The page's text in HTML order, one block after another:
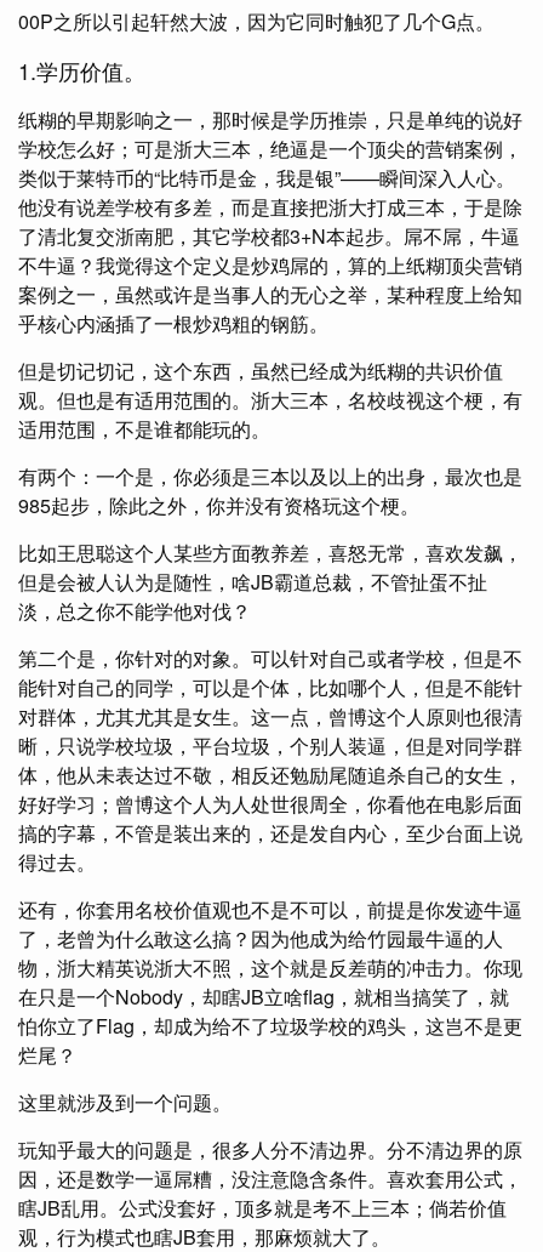
00P之所以引起轩然大波，因为它同时触犯了几个G点。
1.学历价值。
纸糊的早期影响之一，那时候是学历推崇，只是单纯的说好
学校怎么好；可是浙大三本，绝逼是一个顶尖的营销案例，
类似于莱特币的“比特币是金，我是银”——瞬间深入人心。
他没有说差学校有多差，而是直接把浙大打成三本，于是除
了清北复交浙南肥，其它学校都3+N本起步。屌不屌，牛逼
不牛逼？我觉得这个定义是炒鸡屌的，算的上纸糊顶尖营销
案例之一，虽然或许是当事人的无心之举，某种程度上给知
乎核心内涵插了一根炒鸡粗的钢筋。
但是切记切记，这个东西，虽然已经成为纸糊的共识价值
观。但也是有适用范围的。浙大三本，名校歧视这个梗，有
适用范围，不是谁都能玩的。
有两个：一个是，你必须是三本以及以上的出身，最次也是
985起步，除此之外，你并没有资格玩这个梗。
比如王思聪这个人某些方面教养差，喜怒无常，喜欢发飙，
但是会被人认为是随性，啥JB霸道总裁，不管扯蛋不扯
淡，总之你不能学他对伐？
第二个是，你针对的对象。可以针对自己或者学校，但是不
能针对自己的同学，可以是个体，比如哪个人，但是不能针
对群体，尤其尤其是女生。这一点，曾博这个人原则也很清
晰，只说学校垃圾，平台垃圾，个别人装逼，但是对同学群
体，他从未表达过不敬，相反还勉励尾随追杀自己的女生，
好好学习；曾博这个人为人处世很周全，你看他在电影后面
搞的字幕，不管是装出来的，还是发自内心，至少台面上说
得过去。
还有，你套用名校价值观也不是不可以，前提是你发迹牛逼
了，老曾为什么敢这么搞？因为他成为给竹园最牛逼的人
物，浙大精英说浙大不照，这个就是反差萌的冲击力。你现
在只是一个Nobody，却瞎JB立啥flag，就相当搞笑了，就
怕你立了Flag，却成为给不了垃圾学校的鸡头，这岂不是更
烂尾？
这里就涉及到一个问题。
玩知乎最大的问题是，很多人分不清边界。分不清边界的原
因，还是数学一逼屌糟，没注意隐含条件。喜欢套用公式，
瞎JB乱用。公式没套好，顶多就是考不上三本；倘若价值
观，行为模式也瞎JB套用，那麻烦就大了。